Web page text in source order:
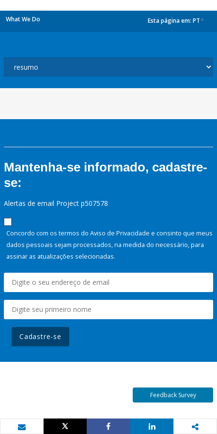
What We Do Esta página em: PT
Mantenha-se informado, cadastre-
se:
Alertas de email Project p507578
Concordo com os termos do Aviso de Privacidade e consinto que meus
dados pessoais sejam processados, na medida do necessário, para
assinar as atualizações selecionadas.
Cadastre-se
Feedback Survey